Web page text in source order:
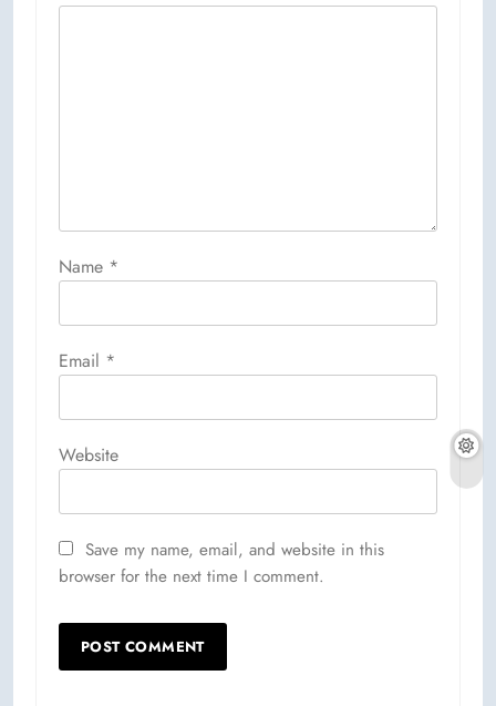
Name *
Email *
Website
Save my name, email, and website in this
browser for the next time I comment.